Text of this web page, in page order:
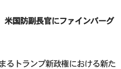
米国防副長官にファインバーグ
るトランプ新政権における新た